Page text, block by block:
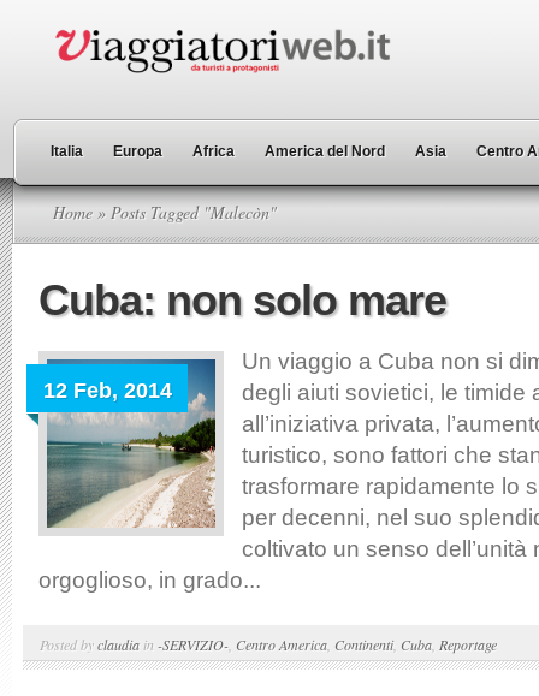
Italia Europa Africa America del Nord Asia Centro
Home » Posts Tagged "Malecòn"
Cuba: non solo mare
12 Feb, 2014
Un viaggio a Cuba non si
degli aiuti sovietici, le timide
all’iniziativa privata,
turistico, sono fattori che
trasformare rapidamente lo
per decenni, nel suo
coltivato un senso dell’unità
orgoglioso, in grado...
Posted byclaudia in -SERVIZIO- Centro America Continenti, Cuba Reportage